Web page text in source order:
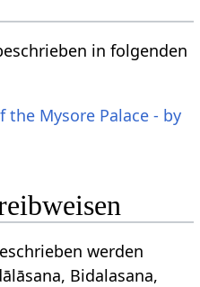
in folgenden
the Mysore Palace - by
werden
Bidalasana,